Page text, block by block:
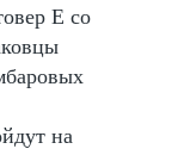
Е со
на